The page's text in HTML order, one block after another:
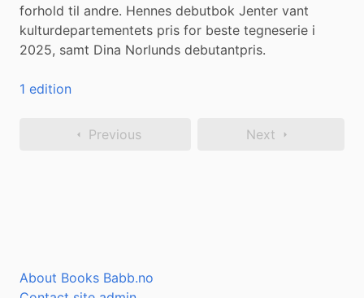
forhold til andre. Hennes debutbok Jenter vant
kulturdepartementets pris for beste tegneserie i
2025, samt Dina Norlunds debutantpris.
1 edition
Previous Next
About Books Babb.no